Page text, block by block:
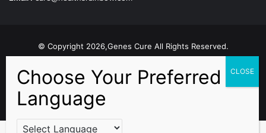
© Copyright 2026,Genes Cure All Rights Reserved.
Facebook
X